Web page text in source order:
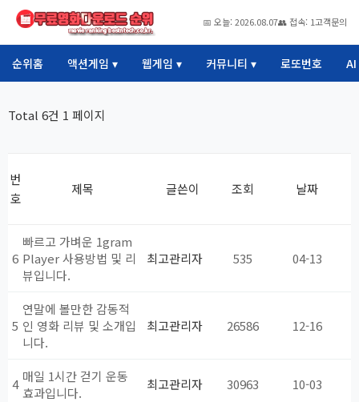
📅 오늘: 2026.08.07👥 접속: 1고객문의
순위홈 액션게임 ▾ 웹게임 ▾ 커뮤니티 ▾ 로또번호 AI
Total 6건 1 페이지
번
호
제목 글쓴이 조회 날짜
6
빠르고 가벼운 1gram
Player 사용방법 및 리
뷰입니다.
최고관리자 535 04-13
5
연말에 볼만한 감동적
인 영화 리뷰 및 소개입
니다.
최고관리자 26586 12-16
4 매일 1시간 걷기 운동
효과입니다.
최고관리자 30963 10-03